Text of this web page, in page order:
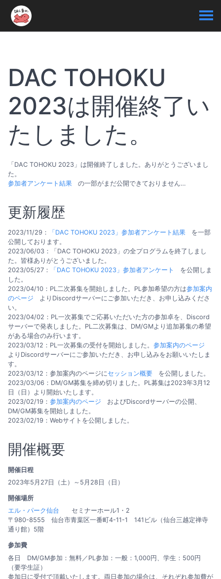
DAC TOHOKU
2023は開催終了い
たしました。
「DAC TOHOKU 2023」は開催終了しました。ありがとうございまし
た。
参加者アンケート結果
の一部がまだ公開できておりません…
更新履歴
2023/11/29： 「DAC TOHOKU 2023」参加者アンケート結果
を一部
公開しております。
2023/06/03：「DAC TOHOKU 2023」の全プログラムを終了しまし
た。皆様ありがとうございました。
2023/05/27：
「DAC TOHOKU 2023」参加者アンケート
を公開しま
した。
2023/04/10：PL二次募集を開始しました。PL参加希望の方は参加案内
のページ
よりDiscordサーバーにご参加いただき、お申し込みくださ
い。
2023/04/02：PL一次募集でご応募いただいた方の参加卓を、Discord
サーバーで発表しました。PL二次募集は、DM/GMより追加募集の希望
がある場合のみ行います。
2023/03/12：PL一次募集の受付を開始しました。 参加案内のページ
よりDiscordサーバーにご参加いただき、お申し込みをお願いいたしま
す。
2023/03/12：参加案内のページにセッション概要
を公開しました。
2023/03/06：DM/GM募集を締め切りました。PL募集は2023年3月12
日（日）より開始いたします。
2023/02/19： 参加案内のページ
およびDiscordサーバーの公開、
DM/GM募集を開始しました。
2023/02/19：Webサイトを公開しました。
開催概要
開催日程
2023年5月27日（土）～5月28日（日）
開催場所
エル・パーク仙台
セミナーホール1・2
〒980-8555 仙台市青葉区一番町4-11-1 141ビル（仙台三越定禅寺
通り館）5階
参加費
各日 DM/GM参加：無料／PL参加：一般：1,000円、学生：500円
（要学生証）
参加日に受付で頂戴いたします。両日参加の場合は、それぞれ参加費が